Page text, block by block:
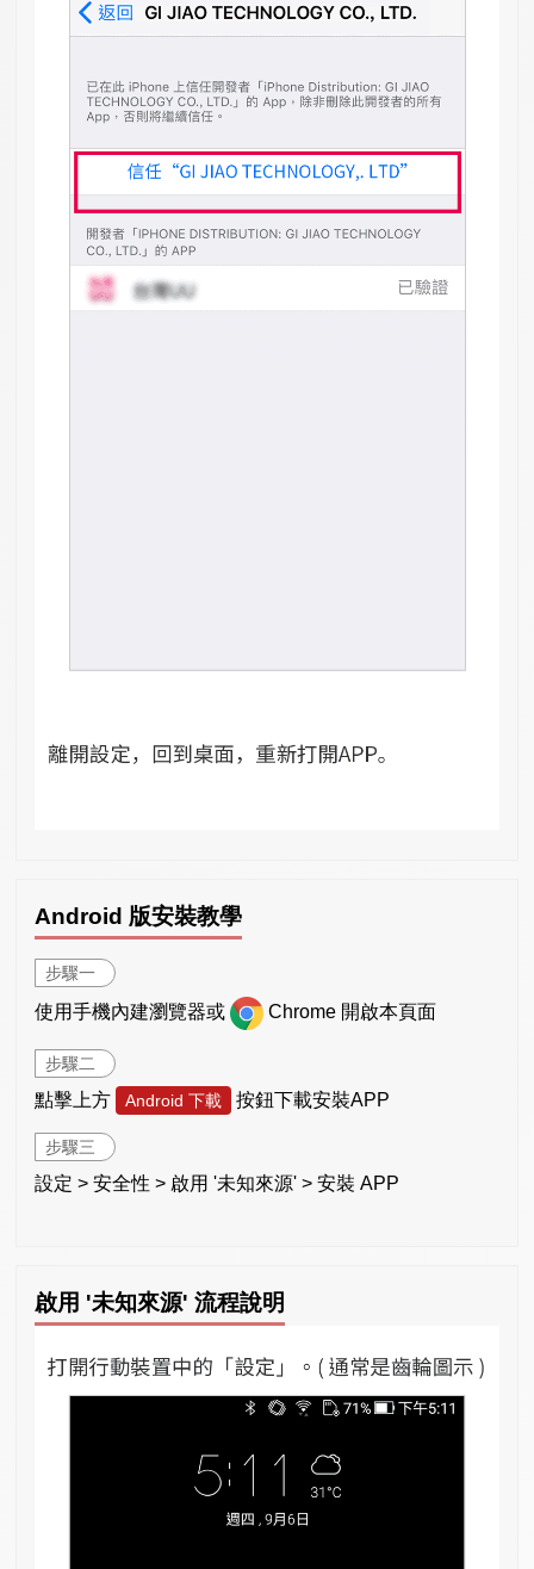
Android 版安裝教學
步驟一
使用手機內建瀏覽器或 Chrome 開啟本頁面
步驟二
點擊上方 Android 下載 按鈕下載安裝APP
步驟三
設定 > 安全性 > 啟用 '未知來源' > 安裝 APP
啟用 '未知來源' 流程說明